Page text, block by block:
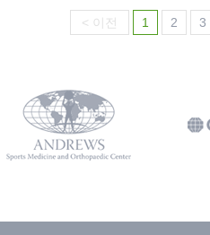
< 이전 1 2 3